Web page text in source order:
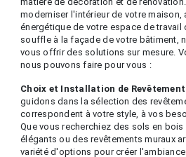
moderniser l'intérieur de votre
énergétique de votre espace de travail
souffle à la façade de votre bâtiment,
vous offrir des solutions sur mesure.
nous pouvons faire pour vous :
Choix et Installation de
guidons dans la sélection des
correspondent à votre style, à vos
Que vous recherchiez des sols en bois
élégants ou des revêtements muraux
variété d'options pour créer